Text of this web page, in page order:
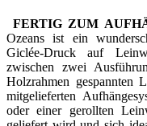
FERTIG ZUM
Ozeans ist ein
Giclée-Druck auf
zwischen zwei
Holzrahmen gespannten
mitgelieferten
oder einer gerollten